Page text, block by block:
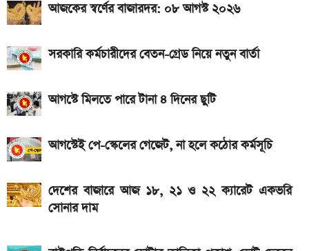
২০২৬ সালের প্রথম পূর্ণগ্রাস সূর্যগ্রহণ কবে, কোথা থেকে দেখা
আজকের স্বর্ণের বাজারদর: ০৮ আগস্ট ২০২৬
সরকারি কর্মচারীদের বেতন-গ্রেড নিয়ে নতুন বার্তা
আগস্টে মিলতে পারে টানা ৪ দিনের ছুটি
আগস্টেই পে-স্কেলের গেজেট, না হলে কঠোর কর্মসূচি
দেশের বাজারে আজ ১৮, ২১ ও ২২ ক্যারেট একভরি
সোনার দাম